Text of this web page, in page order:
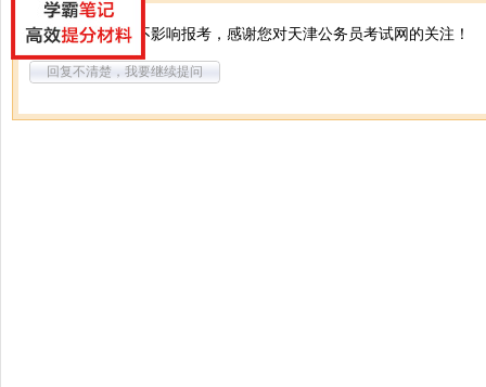
您好，普通职位不影响报考，感谢您对天津公务员考试网的关注！
回复不清楚，我要继续提问